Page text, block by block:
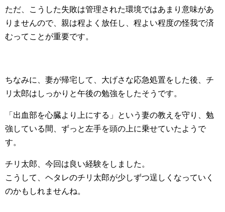
ただ、こうした失敗は管理された環境ではあまり意味があ
りませんので、親は程よく放任し、程よい程度の怪我で済
むってことが重要です。
ちなみに、妻が帰宅して、大げさな応急処置をした後、チ
リ太郎はしっかりと午後の勉強をしたそうです。
「出血部を心臓より上にする」という妻の教えを守り、勉
強している間、ずっと左手を頭の上に乗せていたようで
す。
チリ太郎、今回は良い経験をしました。
こうして、ヘタレのチリ太郎が少しずつ逞しくなっていく
のかもしれませんね。